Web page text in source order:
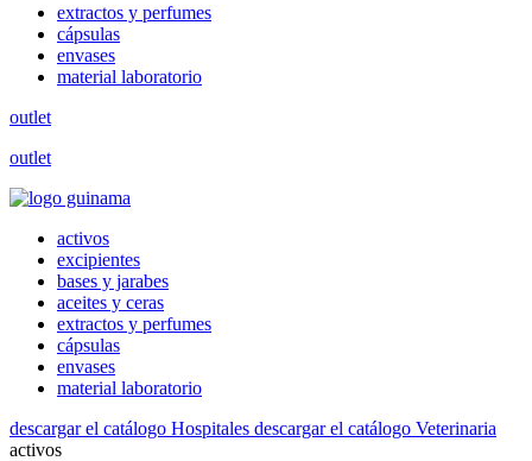
extractos y perfumes
cápsulas
envases
material laboratorio
outlet
outlet
activos
excipientes
bases y jarabes
aceites y ceras
extractos y perfumes
cápsulas
envases
material laboratorio
descargar el catálogo Hospitales descargar el catálogo Veterinaria
activos